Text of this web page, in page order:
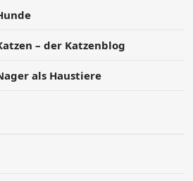
– der Katzenblog
als Haustiere